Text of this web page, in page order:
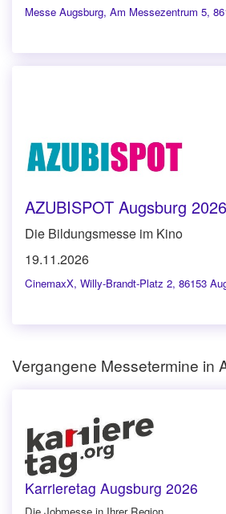
Messe Augsburg, Am Messezentrum 5,
AZUBISPOT Augsburg 2026
Die Bildungsmesse im Kino
19.11.2026
CinemaxX, Willy-Brandt-Platz 2, 86153
Vergangene Messetermine in
Karrieretag Augsburg 2026